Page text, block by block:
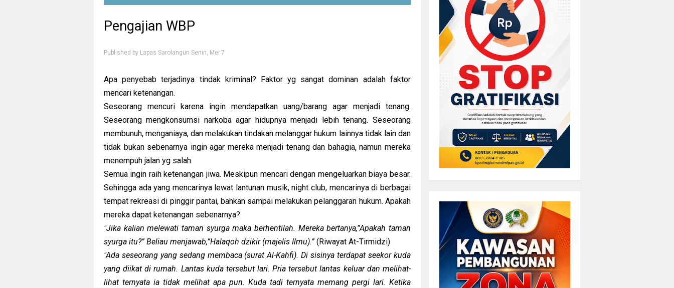
Pengajian WBP
Published by Lapas Sarolangun Senin, Mei 7
Apa penyebab terjadinya tindak kriminal? Faktor yg sangat dominan adalah faktor
mencari ketenangan.
Seseorang mencuri karena ingin mendapatkan uang/barang agar menjadi tenang.
Seseorang mengkonsumsi narkoba agar hidupnya menjadi lebih tenang. Seseorang
membunuh, menganiaya, dan melakukan tindakan melanggar hukum lainnya tidak lain dan
tidak bukan sebenarnya ingin agar mereka menjadi tenang dan bahagia, namun mereka
menempuh jalan yg salah.
Semua ingin raih ketenangan jiwa. Meskipun mencari dengan mengeluarkan biaya besar.
Sehingga ada yang mencarinya lewat lantunan musik, night club, mencarinya di berbagai
tempat rekreasi di pinggir pantai, bahkan sampai melakukan pelanggaran hukum. Apakah
mereka dapat ketenangan sebenarnya?
"Jika kalian melewati taman syurga maka berhentilah. Mereka bertanya,”Apakah taman
syurga itu?” Beliau menjawab,”Halaqoh dzikir (majelis Ilmu).”(Riwayat At-Tirmidzi)
"Ada seseorang yang sedang membaca (surat Al-Kahfi). Di sisinya terdapat seekor kuda
yang diikat di rumah. Lantas kuda tersebut lari. Pria tersebut lantas keluar dan melihat-
lihat ternyata ia tidak melihat apa pun. Kuda tadi ternyata memang pergi lari. Ketika